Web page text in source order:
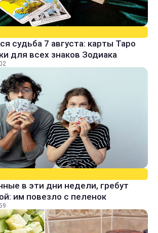
судьба 7 августа: карты Таро
для всех знаков Зодиака
в эти дни недели, гребут
им повезло с пеленок